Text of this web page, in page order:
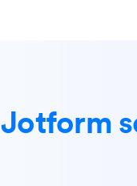
Jotform